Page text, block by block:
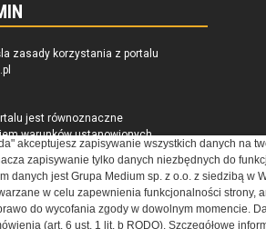
zasady korzystania z portalu
jest równoznaczne
warunków ustanowionych
Spółka z ograniczoną
Spółka komandytowa, nr KRS:
1132860378, REGON 146393437
MEDIUM) w postaci Regulaminu.
akceptujesz zapisywanie wszystkich danych na
zapisywanie tylko danych niezbędnych do
danych jest Grupa Medium sp. z o.o. z siedzibą w
w celu zapewnienia funkcjonalności strony,
do wycofania zgody w dowolnym momencie.
(art. 6 ust. 1 lit. b RODO). Szczegółowe